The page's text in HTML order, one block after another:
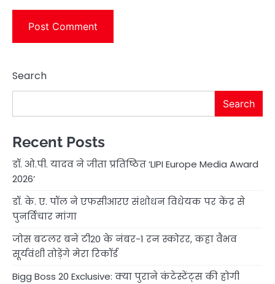
Search
Search
Recent Posts
डॉ. ओ.पी. यादव ने जीता प्रतिष्ठित ‘LIPI Europe Media Award
2026’
डॉ. के. ए. पॉल ने एफसीआरए संशोधन विधेयक पर केंद्र से
पुनर्विचार मांगा
जोस बटलर बने टी20 के नंबर-1 रन स्कोरर, कहा वैभव
सूर्यवंशी तोड़ेंगे मेरा रिकॉर्ड
Bigg Boss 20 Exclusive: क्या पुराने कंटेस्टेंट्स की होगी